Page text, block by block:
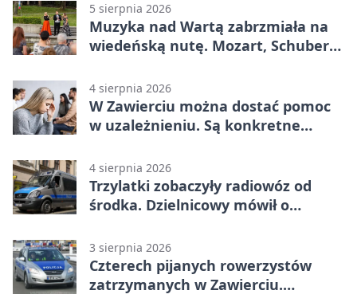
5 sierpnia 2026
Muzyka nad Wartą zabrzmiała na
wiedeńską nutę. Mozart, Schubert i
4 sierpnia 2026
W Zawierciu można dostać pomoc
w uzależnieniu. Są konkretne
4 sierpnia 2026
Trzylatki zobaczyły radiowóz od
środka. Dzielnicowy mówił o
3 sierpnia 2026
Czterech pijanych rowerzystów
zatrzymanych w Zawierciu.